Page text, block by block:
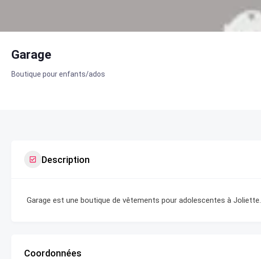
Garage
Boutique pour enfants/ados
Description
Garage est une boutique de vêtements pour adolescentes à Joliette.
Coordonnées